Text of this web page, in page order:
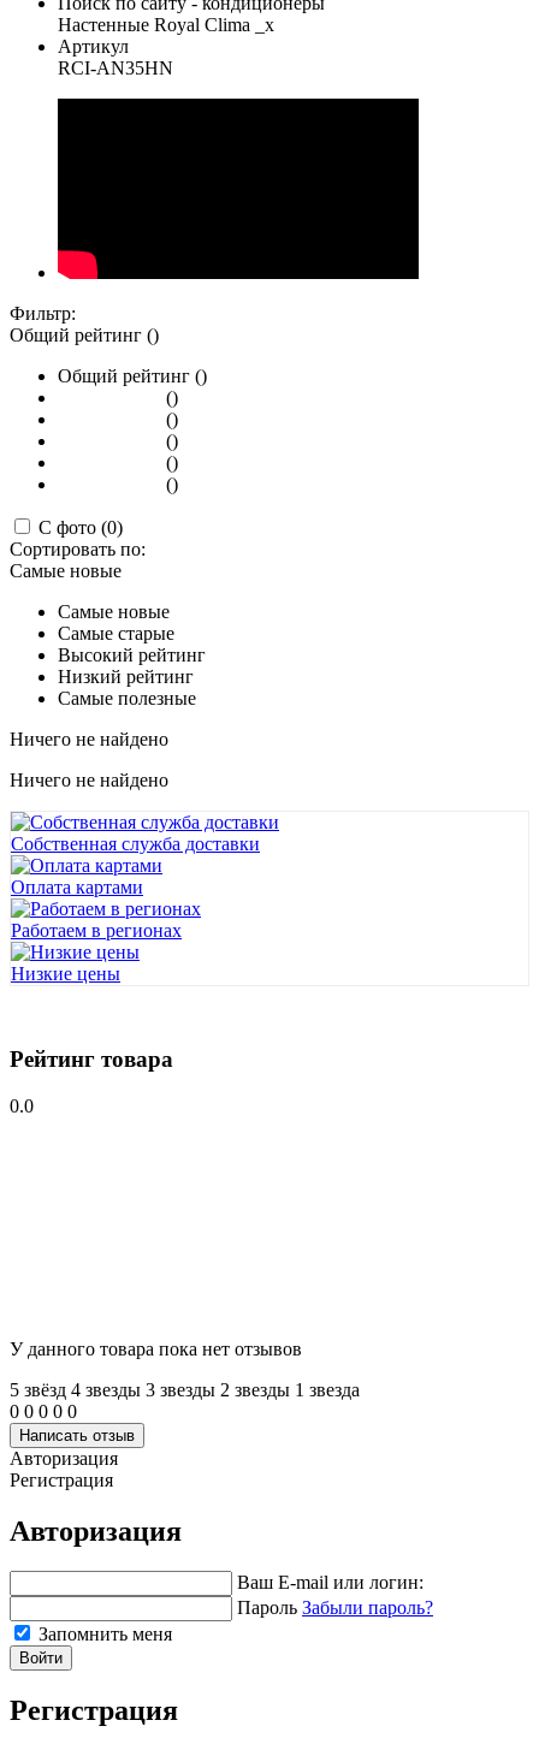
Настенные Royal Clima _x
Артикул
RCI-AN35HN
Фильтр:
Общий рейтинг ()
Общий рейтинг ()
()
()
()
()
()
С фото (0)
Сортировать по:
Самые новые
Самые новые
Самые старые
Высокий рейтинг
Низкий рейтинг
Самые полезные
Ничего не найдено
Ничего не найдено
Собственная служба доставки
Оплата картами
Работаем в регионах
Низкие цены
Рейтинг товара
0.0
У данного товара пока нет отзывов
5 звёзд 4 звeзды 3 звeзды 2 звeзды 1 звeзда
0 0 0 0 0
Написать отзыв
Авторизация
Регистрация
Авторизация
Ваш E-mail или логин:
Пароль Забыли пароль?
Запомнить меня
Войти
Регистрация